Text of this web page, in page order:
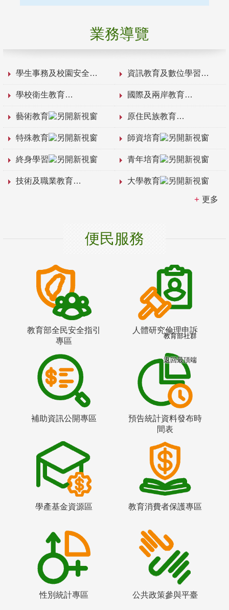
業務導覽
學生事務及校園安全 資訊教育及數位學習
學校衛生教育 國際及兩岸教育
藝術教育 原住民族教育
特殊教育 師資培育
終身學習 青年培育
技術及職業教育 大學教育
更多
便民服務
教育部全民安全指引
專區
人體研究倫理申訴
補助資訊公開專區
預告統計資料發布時
間表
學產基金資源區 教育消費者保護專區
性別統計專區 公共政策參與平臺
教育部社群
返回最頂端